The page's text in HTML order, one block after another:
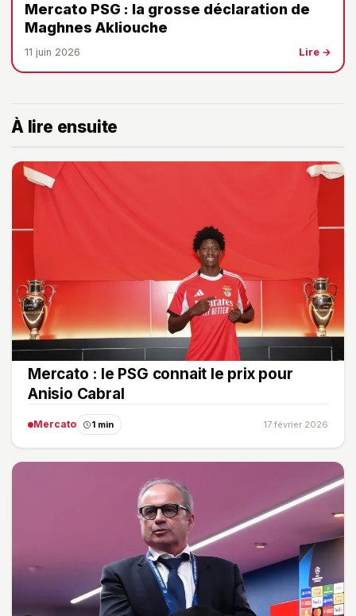
Mercato PSG : la grosse déclaration de
Maghnes Akliouche
11 juin 2026 Lire →
À lire ensuite
Mercato : le PSG connait le prix pour
Anisio Cabral
Mercato 1 min 17 février 2026